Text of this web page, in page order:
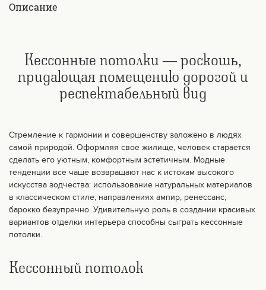
Описание
Кессонные потолки — роскошь,
придающая помещению дорогой и
респектабельный вид
Стремление к гармонии и совершенству заложено в людях
самой природой. Оформляя свое жилище, человек старается
сделать его уютным, комфортным эстетичным. Модные
тенденции все чаще возвращают нас к истокам высокого
искусства зодчества: использование натуральных материалов
в классическом стиле, направлениях ампир, ренессанс,
барокко безупречно. Удивительную роль в создании красивых
вариантов отделки интерьера способны сыграть кессонные
потолки.
Кессонный потолок